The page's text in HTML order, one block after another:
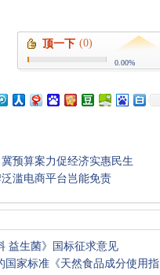
顶一下 (0)
0.00%
预算案力促经济实惠民生
滥电商平台岂能免责
益生菌》国标征求意见
国家标准《天然食品成分使用指